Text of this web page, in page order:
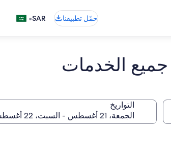
حمّل تطبيقنا SAR
•
الخدمات
التواريخ